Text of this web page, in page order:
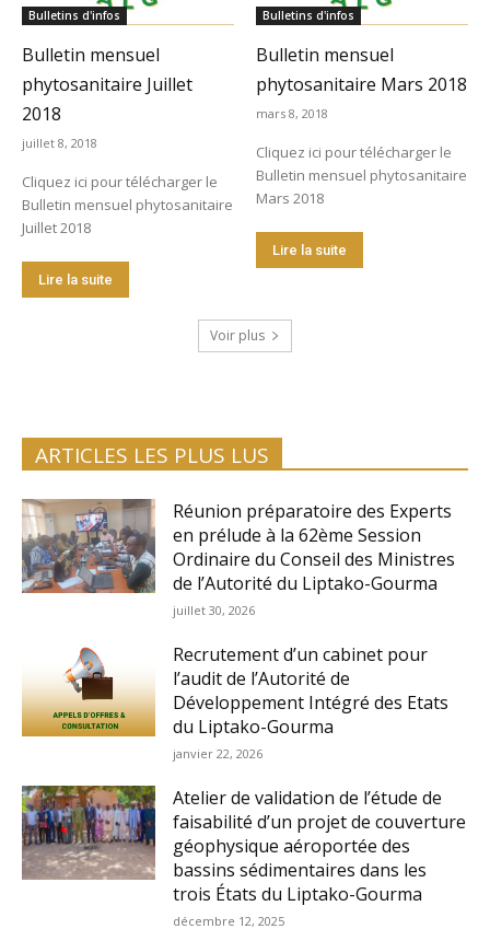
Bulletins d'infos
Bulletin mensuel
phytosanitaire Juillet
2018
juillet 8, 2018
Cliquez ici pour télécharger le
Bulletin mensuel phytosanitaire
Juillet 2018
Lire la suite
Bulletins d'infos
Bulletin mensuel
phytosanitaire Mars 2018
mars 8, 2018
Cliquez ici pour télécharger le
Bulletin mensuel phytosanitaire
Mars 2018
Lire la suite
Voir plus
ARTICLES LES PLUS LUS
Réunion préparatoire des Experts
en prélude à la 62ème Session
Ordinaire du Conseil des Ministres
de l’Autorité du Liptako-Gourma
juillet 30, 2026
Recrutement d’un cabinet pour
l’audit de l’Autorité de
Développement Intégré des Etats
du Liptako-Gourma
janvier 22, 2026
Atelier de validation de l’étude de
faisabilité d’un projet de couverture
géophysique aéroportée des
bassins sédimentaires dans les
trois États du Liptako-Gourma
décembre 12, 2025